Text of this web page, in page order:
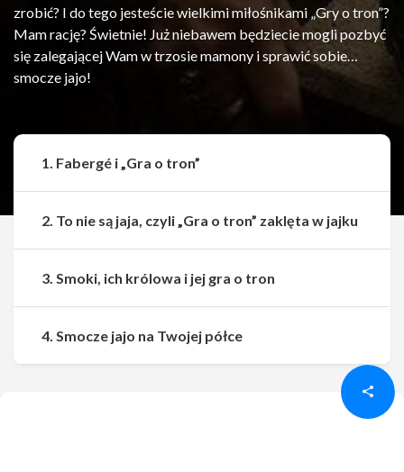
zrobić? I do tego jesteście wielkimi miłośnikami „Gry o tron”?
Mam rację? Świetnie! Już niebawem będziecie mogli pozbyć
się zalegającej Wam w trzosie mamony i sprawić sobie…
smocze jajo!
Udostępnij
1. Fabergé i „Gra o tron”
2. To nie są jaja, czyli „Gra o tron” zaklęta w jajku
3. Smoki, ich królowa i jej gra o tron
4. Smocze jajo na Twojej półce